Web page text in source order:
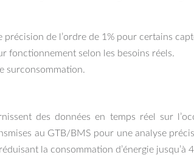
de l’ordre de 1% pour certains
fonctionnement selon les besoins réels.
surconsommation.
des données en temps réel sur
au GTB/BMS pour une analyse
la consommation d’énergie jusqu’à